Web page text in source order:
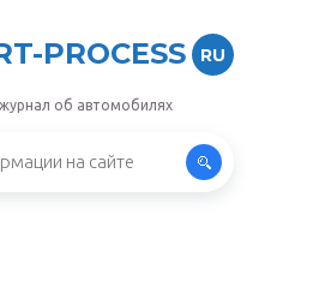
PROCESS RU
об автомобилях